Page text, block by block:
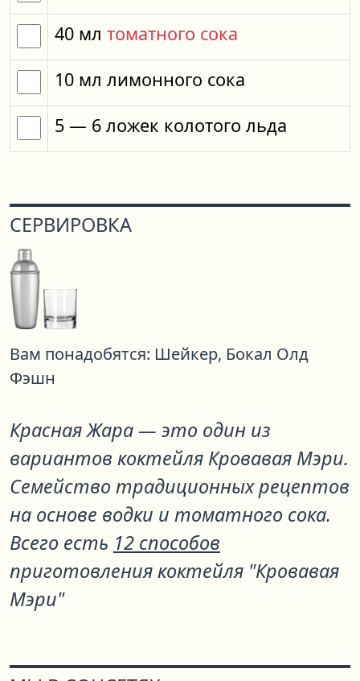
40 мл томатного сока
10 мл лимонного сока
5 — 6 ложек колотого льда
СЕРВИРОВКА
Вам понадобятся: Шейкер, Бокал Олд
Фэшн
Красная Жара— это один из
вариантов коктейля Кровавая Мэри.
Семейство традиционных рецептов
на основе водки и томатного сока.
Всего есть 12 способов
приготовления коктейля "Кровавая
Мэри"